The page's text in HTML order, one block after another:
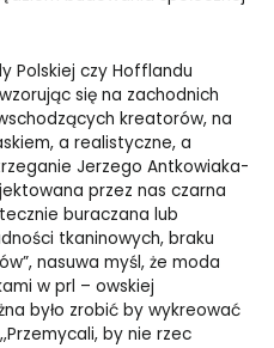
Polskiej czy Hofflandu
się na zachodnich
kreatorów, na
a realistyczne, a
Jerzego Antkowiaka-
przez nas czarna
buraczana lub
tkaninowych, braku
nasuwa myśl, że moda
w prl – owskiej
było zrobić by wykreować
by nie rzec